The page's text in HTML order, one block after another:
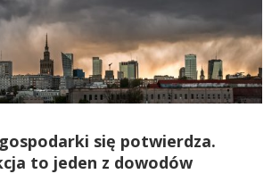
się potwierdza.
to jeden z dowodów